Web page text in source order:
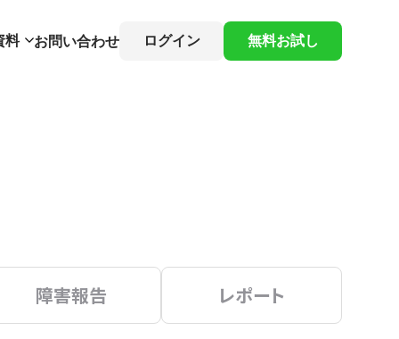
料 お問い合わせ ログイン 無料お試し
障害報告 レポート